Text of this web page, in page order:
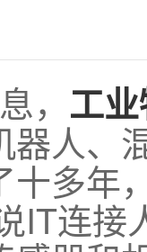
， 工
器人、
十多年
IT连接